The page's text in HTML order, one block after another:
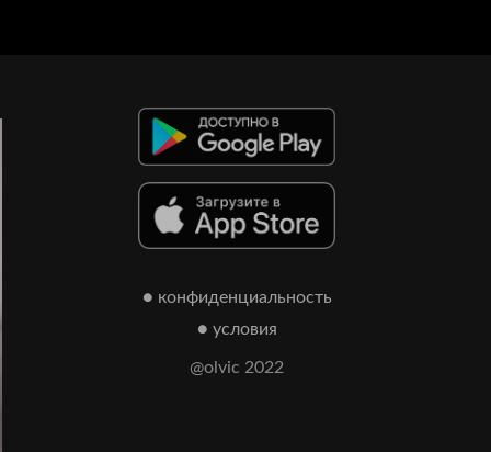
● конфиденциальность
● условия
@olvic 2022